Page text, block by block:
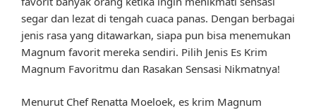
segar dan lezat di tengah cuaca panas. Dengan berbagai
jenis rasa yang ditawarkan, siapa pun bisa menemukan
Magnum favorit mereka sendiri. Pilih Jenis Es Krim
Magnum Favoritmu dan Rasakan Sensasi Nikmatnya!
Menurut Chef Renatta Moeloek, es krim Magnum